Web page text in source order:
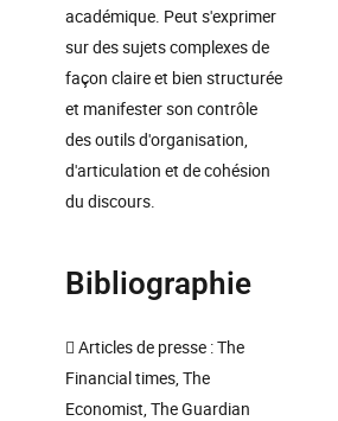
académique. Peut s'exprimer
sur des sujets complexes de
façon claire et bien structurée
et manifester son contrôle
des outils d'organisation,
d'articulation et de cohésion
du discours.
Bibliographie
 Articles de presse : The
Financial times, The
Economist, The Guardian